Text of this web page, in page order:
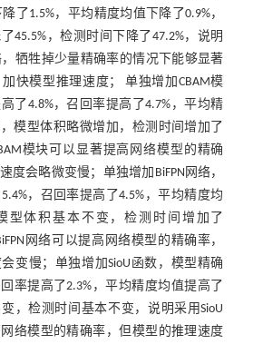
了1.5%，平均精度均值下降了0.9%，
45.5%，检测时间下降了47.2%，说明
，牺牲掉少量精确率的情况下能够显著
快模型推理速度； 单独增加CBAM模
了4.8%，召回率提高了4.7%，平均精
模型体积略微增加，检测时间增加了
模块可以显著提高网络模型的精确
度会略微变慢；单独增加BiFPN网络，
，召回率提高了4.5%，平均精度均
型体积基本不变，检测时间增加了
网络可以提高网络模型的精确率，
变慢；单独增加SioU函数，模型精确
率提高了2.3%，平均精度均值提高了
，检测时间基本不变，说明采用SioU
络模型的精确率，但模型的推理速度